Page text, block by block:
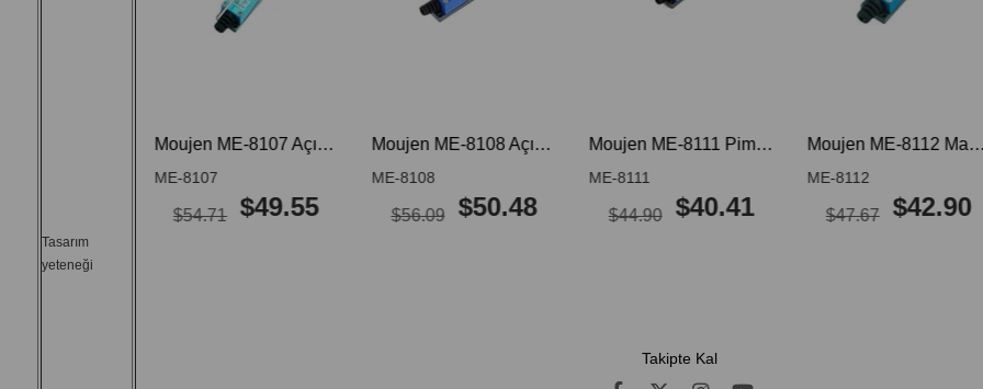
Tasarım
yeteneği
Moujen ME-8107 Açısal Kol Ayarlı Çubuk Limit Switch ME 8107 ME8107
ME-8107
$49.55
$54.71
Moujen ME-8108 Açısal Kol Ayarlı Plastik Makaralı Limit Switch ME 8108 ME8108
ME-8108
$50.48
$56.09
Moujen ME-8111 Pimli Limit Switch ME 8111 ME8111
ME-8111
$40.41
$44.90
Moujen ME-8112 Makaralı Pimli Limit Switch ME 8112 ME8112
ME-8112
$42.90
$47.67
Takipte Kal